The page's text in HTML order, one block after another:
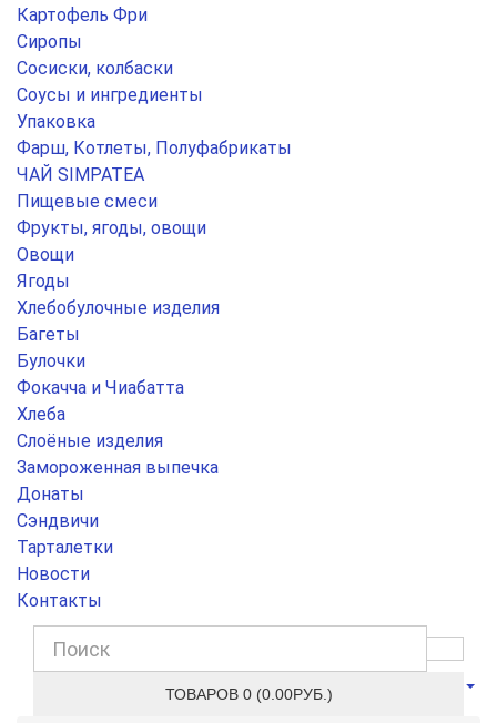
Картофель Фри
Сиропы
Сосиски, колбаски
Соусы и ингредиенты
Упаковка
Фарш, Котлеты, Полуфабрикаты
ЧАЙ SIMPATEA
Пищевые смеси
Фрукты, ягоды, овощи
Овощи
Ягоды
Хлебобулочные изделия
Багеты
Булочки
Фокачча и Чиабатта
Хлеба
Слоёные изделия
Замороженная выпечка
Донаты
Сэндвичи
Тарталетки
Новости
Контакты
ТОВАРОВ 0 (0.00РУБ.)